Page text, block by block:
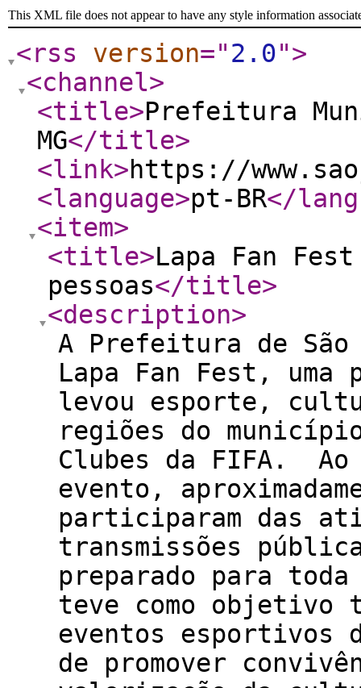
This XML file does not appear to have any style information
<rss version="2.0">
<channel>
<title>Prefeitura
MG</title>
<link>https://
<language>pt-BR</
<item>
<title>Lapa Fan
pessoas</title>
<description>
A Prefeitura de
Lapa Fan Fest, uma
levou esporte,
regiões do
Clubes da FIFA.
evento,
participaram das
transmissões
preparado para
teve como objetivo
eventos esportivos
de promover